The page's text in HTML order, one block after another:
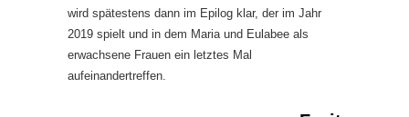
wird spätestens dann im Epilog klar, der im Jahr
2019 spielt und in dem Maria und Eulabee als
erwachsene Frauen ein letztes Mal
aufeinandertreffen.